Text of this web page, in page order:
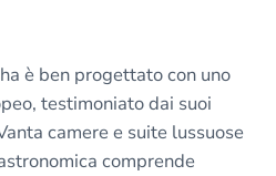
è ben progettato con uno
testimoniato dai suoi
camere e suite lussuose
comprende